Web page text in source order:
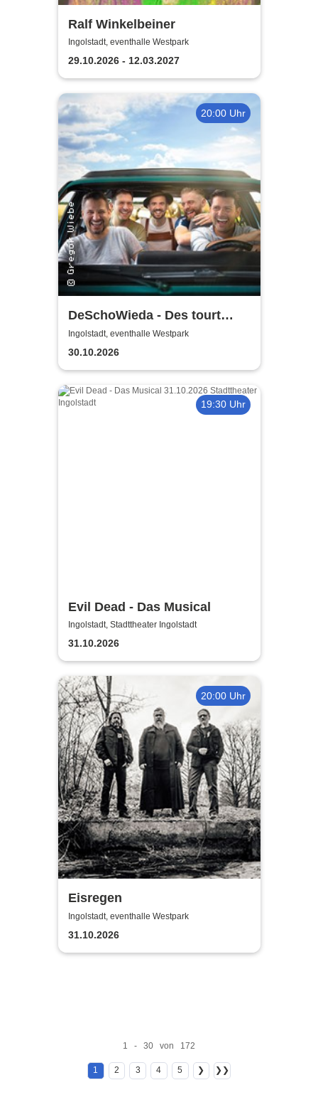
Ralf Winkelbeiner
Ingolstadt, eventhalle Westpark
29.10.2026 - 12.03.2027
20:00 Uhr
DeSchoWieda - Des tourt
guad
Ingolstadt, eventhalle Westpark
30.10.2026
19:30 Uhr
Evil Dead - Das Musical
Ingolstadt, Stadttheater Ingolstadt
31.10.2026
20:00 Uhr
Eisregen
Ingolstadt, eventhalle Westpark
31.10.2026
1 - 30 von 172
1 2 3 4 5 ❯ ❯❯